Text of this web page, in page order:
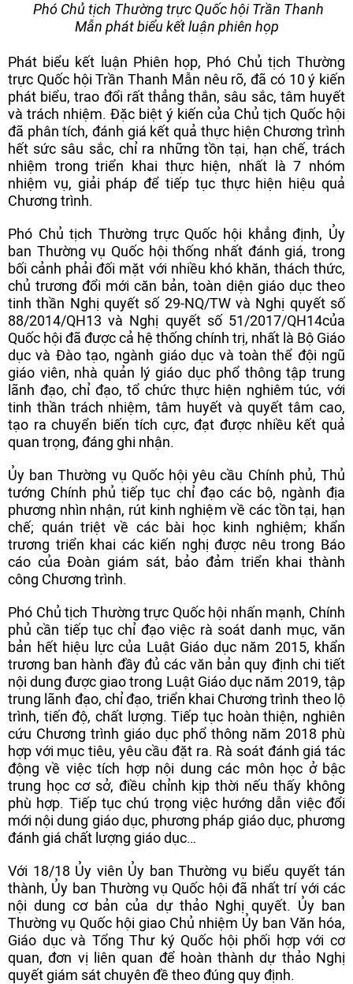
Phó Chủ tịch Thường trực Quốc hội Trần Thanh
Mẫn phát biểu kết luận phiên họp
Phát biểu kết luận Phiên họp, Phó Chủ tịch Thường
trực Quốc hội Trần Thanh Mẫn nêu rõ, đã có 10 ý kiến
phát biểu, trao đổi rất thẳng thắn, sâu sắc, tâm huyết
và trách nhiệm. Đặc biệt ý kiến của Chủ tịch Quốc hội
đã phân tích, đánh giá kết quả thực hiện Chương trình
hết sức sâu sắc, chỉ ra những tồn tại, hạn chế, trách
nhiệm trong triển khai thực hiện, nhất là 7 nhóm
nhiệm vụ, giải pháp để tiếp tục thực hiện hiệu quả
Chương trình.
Phó Chủ tịch Thường trực Quốc hội khẳng định, Ủy
ban Thường vụ Quốc hội thống nhất đánh giá, trong
bối cảnh phải đối mặt với nhiều khó khăn, thách thức,
chủ trương đổi mới căn bản, toàn diện giáo dục theo
tinh thần Nghị quyết số 29-NQ/TW và Nghị quyết số
88/2014/QH13 và Nghị quyết số 51/2017/QH14của
Quốc hội đã được cả hệ thống chính trị, nhất là Bộ Giáo
dục và Đào tạo, ngành giáo dục và toàn thể đội ngũ
giáo viên, nhà quản lý giáo dục phổ thông tập trung
lãnh đạo, chỉ đạo, tổ chức thực hiện nghiêm túc, với
tinh thần trách nhiệm, tâm huyết và quyết tâm cao,
tạo ra chuyển biến tích cực, đạt được nhiều kết quả
quan trọng, đáng ghi nhận.
Ủy ban Thường vụ Quốc hội yêu cầu Chính phủ, Thủ
tướng Chính phủ tiếp tục chỉ đạo các bộ, ngành địa
phương nhìn nhận, rút kinh nghiệm về các tồn tại, hạn
chế; quán triệt về các bài học kinh nghiệm; khẩn
trương triển khai các kiến nghị được nêu trong Báo
cáo của Đoàn giám sát, bảo đảm triển khai thành
công Chương trình.
Phó Chủ tịch Thường trực Quốc hội nhấn mạnh, Chính
phủ cần tiếp tục chỉ đạo việc rà soát danh mục, văn
bản hết hiệu lực của Luật Giáo dục năm 2015, khẩn
trương ban hành đầy đủ các văn bản quy định chi tiết
nội dung được giao trong Luật Giáo dục năm 2019, tập
trung lãnh đạo, chỉ đạo, triển khai Chương trình theo lộ
trình, tiến độ, chất lượng. Tiếp tục hoàn thiện, nghiên
cứu Chương trình giáo dục phổ thông năm 2018 phù
hợp với mục tiêu, yêu cầu đặt ra. Rà soát đánh giá tác
động về việc tích hợp nội dung các môn học ở bậc
trung học cơ sở, điều chỉnh kịp thời nếu thấy không
phù hợp. Tiếp tục chú trọng việc hướng dẫn việc đổi
mới nội dung giáo dục, phương pháp giáo dục, phương
đánh giá chất lượng giáo dục…
Với 18/18 Ủy viên Ủy ban Thường vụ biểu quyết tán
thành, Ủy ban Thường vụ Quốc hội đã nhất trí với các
nội dung cơ bản của dự thảo Nghị quyết. Ủy ban
Thường vụ Quốc hội giao Chủ nhiệm Ủy ban Văn hóa,
Giáo dục và Tổng Thư ký Quốc hội phối hợp với cơ
quan, đơn vị liên quan để hoàn thành dự thảo Nghị
quyết giám sát chuyên đề theo đúng quy định.